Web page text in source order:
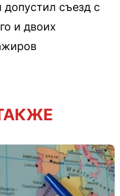
допустил съезд с
и двоих